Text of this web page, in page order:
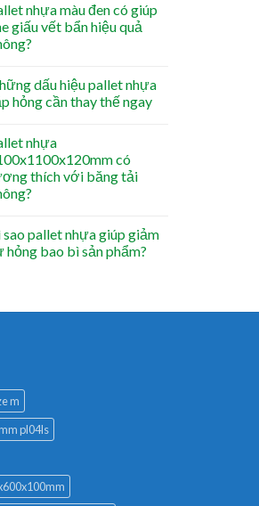
nhựa màu đen có giúp
giấu vết bẩn hiệu quả
dấu hiệu pallet nhựa
hỏng cần thay thế ngay
nhựa
có
thích với băng tải
sao pallet nhựa giúp giảm
hỏng bao bì sản phẩm?
m
pl04ls